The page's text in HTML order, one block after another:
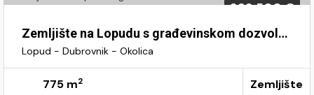
232.500 €
Zemljište na Lopudu s građevinskom dozvolom, Dubrovnik
Lopud - Dubrovnik - Okolica
775 m2 Zemljište